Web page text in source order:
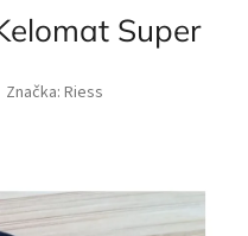
Super
Značka: Riess